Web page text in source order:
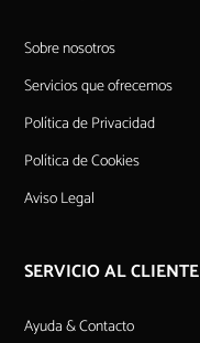
Sobre nosotros
Servicios que ofrecemos
Política de Privacidad
Política de Cookies
Aviso Legal
SERVICIO AL CLIENTE
Ayuda & Contacto